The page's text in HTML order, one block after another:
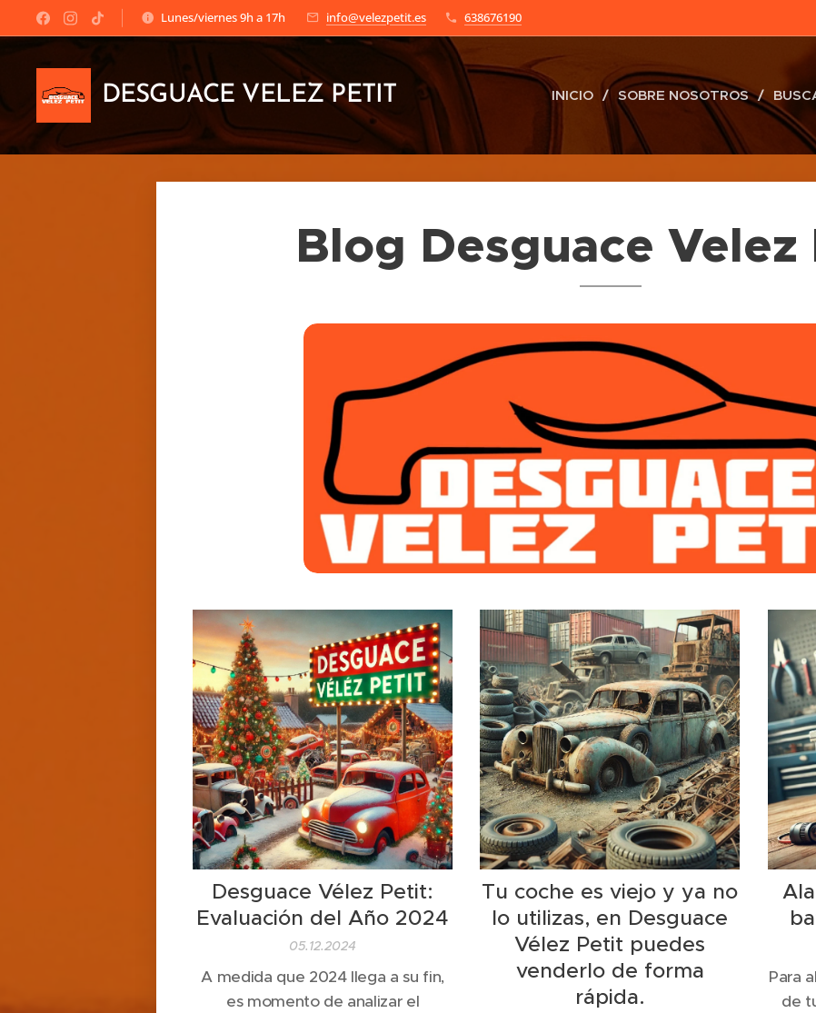
Lunes/viernes 9h a 17h info@velezpetit.es 638676190
DESGUACE VELEZ PETIT INICIO SOBRE NOSOTROS
Blog Desguace
Desguace Vélez Petit:
Evaluación del Año 2024
05.12.2024
A medida que 2024 llega a su fin,
es momento de analizar el
Tu coche es viejo y ya no
lo utilizas, en Desguace
Vélez Petit puedes
venderlo de forma
rápida.
Para
de